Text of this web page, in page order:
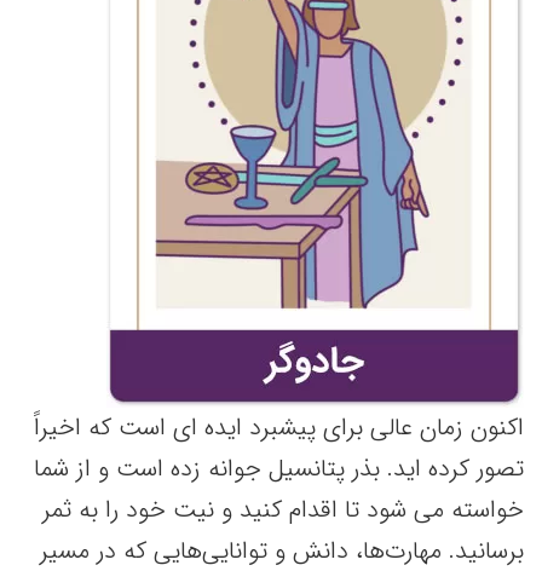
اکنون زمان عالی برای پیشبرد ایده ای است که اخیراً
تصور کرده اید. بذر پتانسیل جوانه زده است و از شما
خواسته می شود تا اقدام کنید و نیت خود را به ثمر
برسانید. مهارت‌ها، دانش و توانایی‌هایی که در مسیر